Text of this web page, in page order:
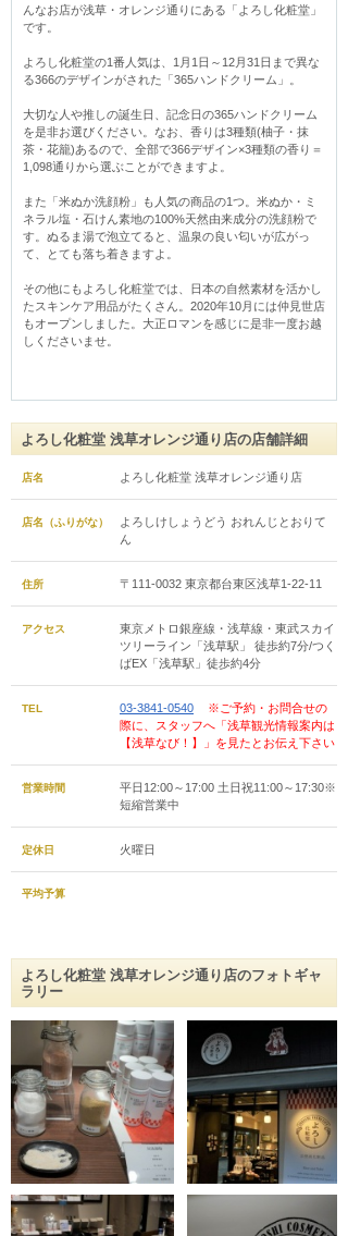
んなお店が浅草・オレンジ通りにある「よろし化粧堂」
です。
よろし化粧堂の1番人気は、1月1日～12月31日まで異な
る366のデザインがされた「365ハンドクリーム」。
大切な人や推しの誕生日、記念日の365ハンドクリーム
を是非お選びください。なお、香りは3種類(柚子・抹
茶・花籠)あるので、全部で366デザイン×3種類の香り＝
1,098通りから選ぶことができますよ。
また「米ぬか洗顔粉」も人気の商品の1つ。米ぬか・ミ
ネラル塩・石けん素地の100%天然由来成分の洗顔粉で
す。ぬるま湯で泡立てると、温泉の良い匂いが広がっ
て、とても落ち着きますよ。
その他にもよろし化粧堂では、日本の自然素材を活かし
たスキンケア用品がたくさん。2020年10月には仲見世店
もオープンしました。大正ロマンを感じに是非一度お越
しくださいませ。
よろし化粧堂 浅草オレンジ通り店の店舗詳細
店名 よろし化粧堂 浅草オレンジ通り店
店名（ふりがな）
よろしけしょうどう おれんじとおりて
ん
住所 〒111-0032 東京都台東区浅草1-22-11
アクセス
東京メトロ銀座線・浅草線・東武スカイ
ツリーライン「浅草駅」 徒歩約7分/つく
ばEX「浅草駅」徒歩約4分
TEL 03-3841-0540
※ご予約・お問合せの
際に、スタッフへ「浅草観光情報案内は
【浅草なび！】」を見たとお伝え下さい
営業時間
平日12:00～17:00 土日祝11:00～17:30※
短縮営業中
定休日 火曜日
平均予算
よろし化粧堂 浅草オレンジ通り店のフォトギャ
ラリー